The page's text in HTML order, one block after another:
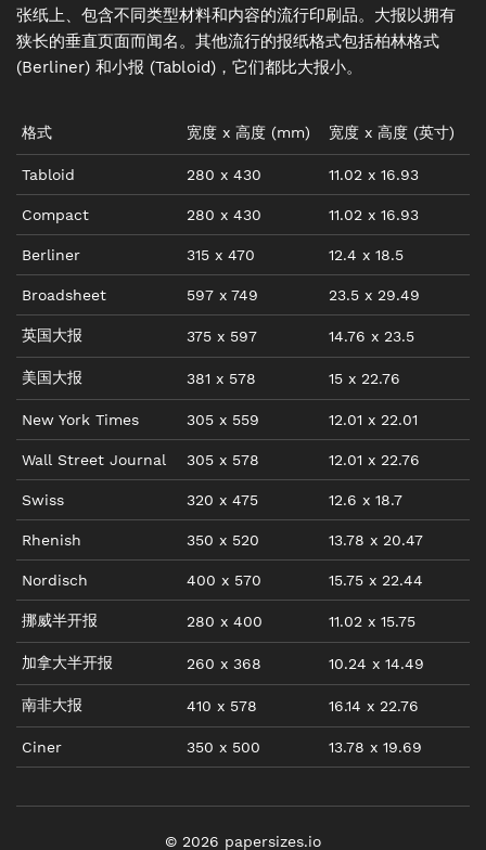
张纸上、包含不同类型材料和内容的流行印刷品。大报以拥有
狭长的垂直页面而闻名。其他流行的报纸格式包括柏林格式
(Berliner) 和小报 (Tabloid)，它们都比大报小。
格式 宽度 x 高度 (mm) 宽度 x 高度 (英寸)
Tabloid 280 x 430 11.02 x 16.93
Compact 280 x 430 11.02 x 16.93
Berliner 315 x 470 12.4 x 18.5
Broadsheet 597 x 749 23.5 x 29.49
英国大报 375 x 597 14.76 x 23.5
美国大报 381 x 578 15 x 22.76
New York Times 305 x 559 12.01 x 22.01
Wall Street Journal 305 x 578 12.01 x 22.76
Swiss 320 x 475 12.6 x 18.7
Rhenish 350 x 520 13.78 x 20.47
Nordisch 400 x 570 15.75 x 22.44
挪威半开报 280 x 400 11.02 x 15.75
加拿大半开报 260 x 368 10.24 x 14.49
南非大报 410 x 578 16.14 x 22.76
Ciner 350 x 500 13.78 x 19.69
© 2026 papersizes.io